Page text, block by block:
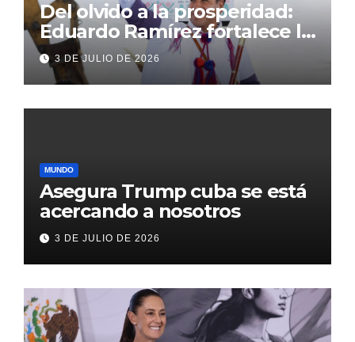
Del olvido a la prosperidad:
Eduardo Ramírez fortalece la
transformación de Aldama
con inversión histórica
3 DE JULIO DE 2026
MUNDO
Asegura Trump cuba se está
acercando a nosotros
3 DE JULIO DE 2026